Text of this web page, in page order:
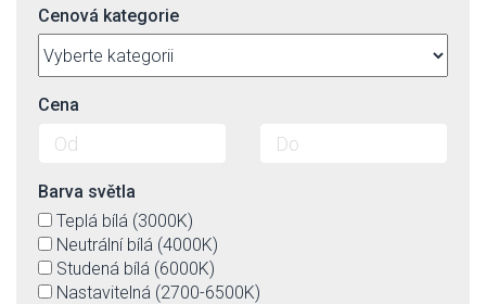
Cenová kategorie
Cena
Barva světla
Teplá bílá (3000K)
Neutrální bílá (4000K)
Studená bílá (6000K)
Nastavitelná (2700-6500K)